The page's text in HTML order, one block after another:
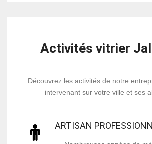
Activités vitrier
Découvrez les activités de notre
intervenant sur votre ville et ses
ARTISAN